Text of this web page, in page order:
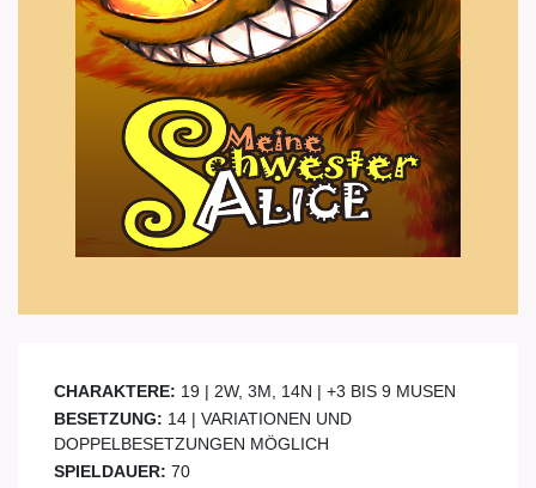
CHARAKTERE: 19 | 2W, 3M, 14N | +3 BIS 9 MUSEN
BESETZUNG: 14 | VARIATIONEN UND
DOPPELBESETZUNGEN MÖGLICH
SPIELDAUER: 70